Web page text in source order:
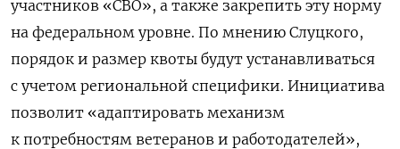
участников «СВО», а также закрепить эту норму
на федеральном уровне. По мнению Слуцкого,
порядок и размер квоты будут устанавливаться
с учетом региональной специфики. Инициатива
позволит «адаптировать механизм
к потребностям ветеранов и работодателей»,